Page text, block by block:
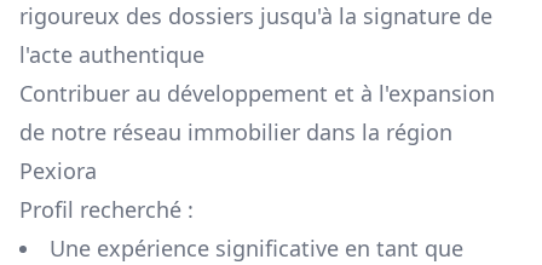
rigoureux des dossiers jusqu'à la signature de
l'acte authentique
Contribuer au développement et à l'expansion
de notre réseau immobilier dans la région
Pexiora
Profil recherché :
Une expérience significative en tant que